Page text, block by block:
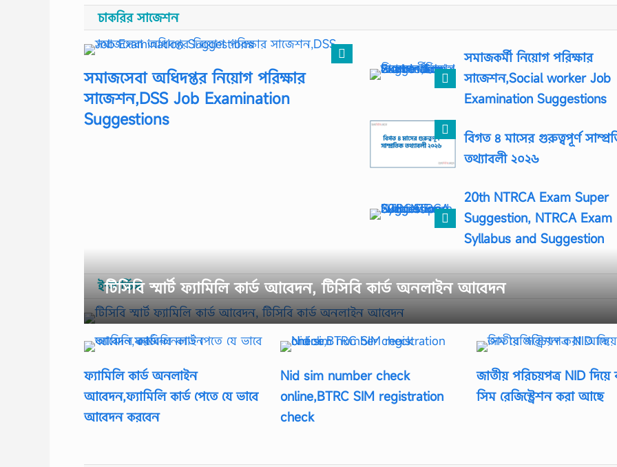
চাকরির সাজেশন
সমাজসেবা অধিদপ্তর নিয়োগ পরিক্ষার
সাজেশন,DSS Job Examination
Suggestions
সমাজকর্মী নিয়োগ পরিক্ষার
সাজেশন,Social worker Job
Examination Suggestions
বিগত ৪ মাসের গুরুত্বপূর্ণ
তথ্যাবলী ২০২৬
20th NTRCA Exam Super
Suggestion, NTRCA Exam
Syllabus and Suggestion
ই-সার্ভিস
টিসিবি স্মার্ট ফ্যামিলি কার্ড আবেদন, টিসিবি কার্ড অনলাইন আবেদন
ফ্যামিলি কার্ড অনলাইন
আবেদন,ফ্যামিলি কার্ড পেতে যে ভাবে
আবেদন করবেন
Nid sim number check
online,BTRC SIM registration
check
জাতীয় পরিচয়পত্র NID দিয়ে
সিম রেজিস্ট্রেশন করা আছে